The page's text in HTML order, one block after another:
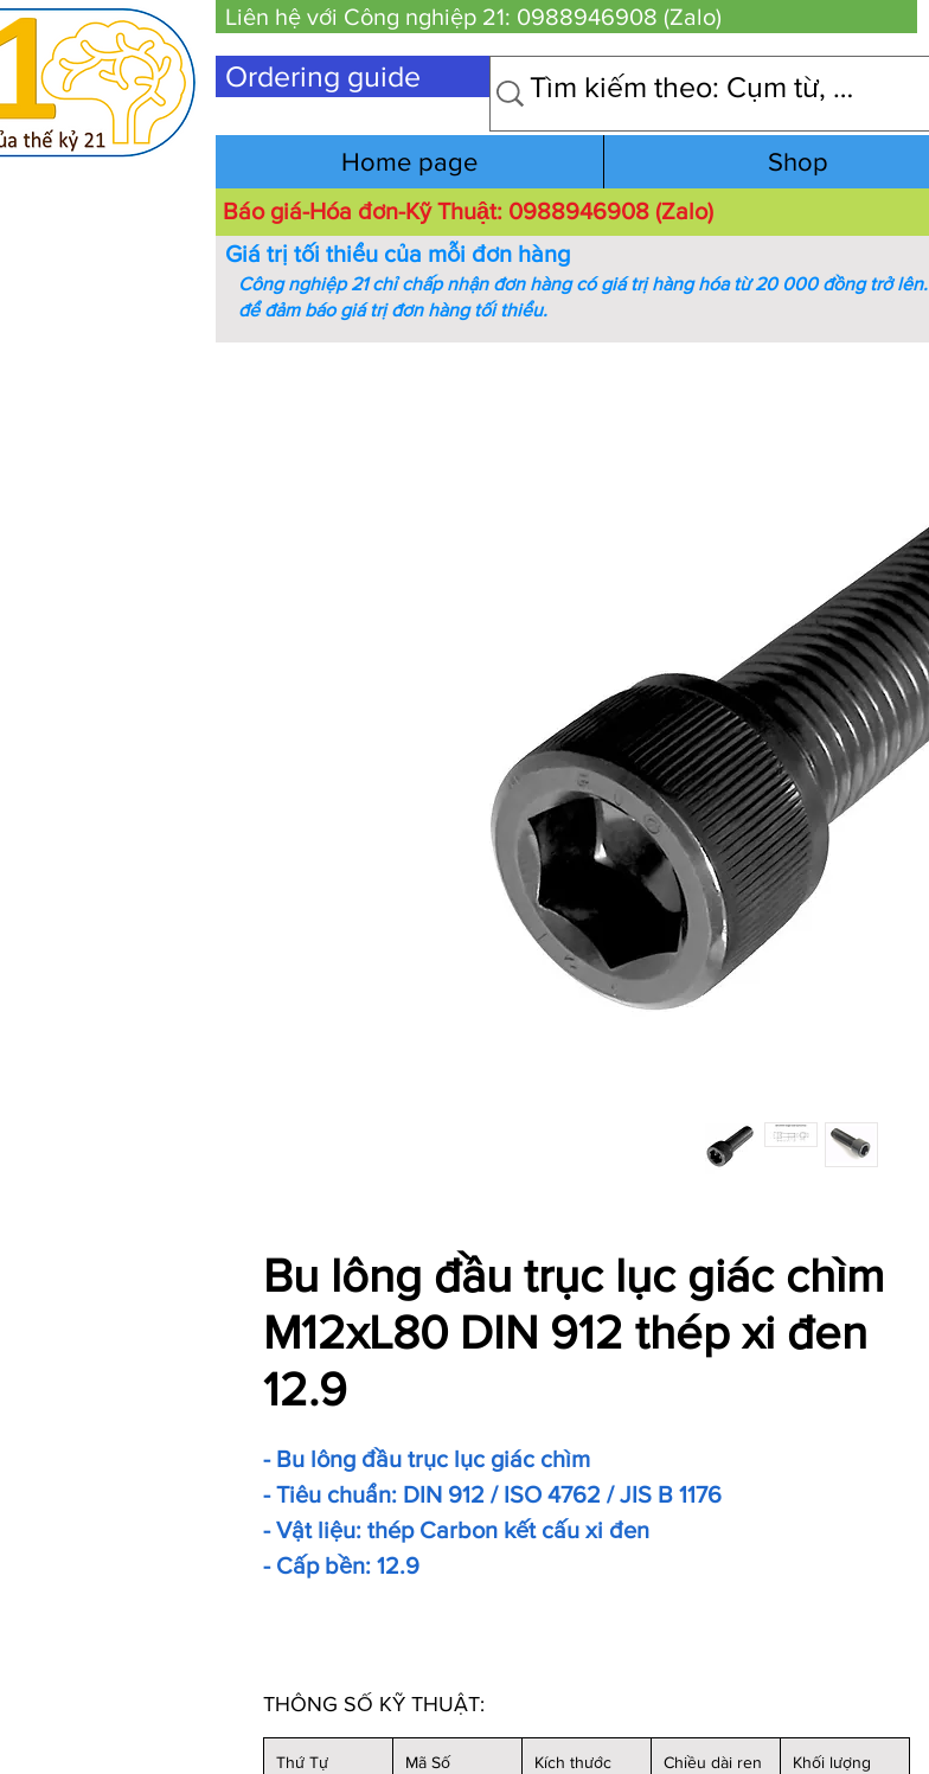
Liên hệ với Công nghiệp 21: 0988946908 (Zalo)
Ordering guide
Home page Shop
Báo giá-Hóa đơn-Kỹ Thuật: 0988946908 (Zalo)
Bu lông đầu trục lục giác chìm
M12xL80 DIN 912 thép xi đen
12.9
- Bu lông đầu trục lục giác chìm
- Tiêu chuẩn: DIN 912 / ISO 4762 / JIS B 1176
- Vật liệu: thép Carbon kết cấu xi đen
- Cấp bền: 12.9
THÔNG SỐ KỸ THUẬT:
Thứ Tự Mã Số
Kích thước
Chiều dài ren
Khối lượng
Giá trị tối thiểu của mỗi đơn hàng
Công nghiệp 21 chỉ chấp nhận đơn hàng có giá trị hàng hóa từ 20 000 đồng trở lên.
để đảm báo giá trị đơn hàng tối thiểu.